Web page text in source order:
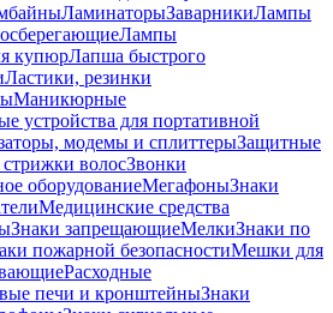
ЛаминаторыЗаварникиЛампы
Лампы
купюрЛапша быстрого
Ластики, резинки
Маникюрные
устройства для портативной
модемы и сплиттерыЗащитные
волосЗвонки
оборудованиеМегафоныЗнаки
Медицинские средства
Знаки запрещающиеМелкиЗнаки по
пожарной безопасностиМешки для
Расходные
печи и кронштейныЗнаки